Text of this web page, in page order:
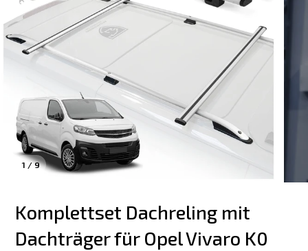
1 /9
Komplettset Dachreling mit
Dachträger für Opel Vivaro K0